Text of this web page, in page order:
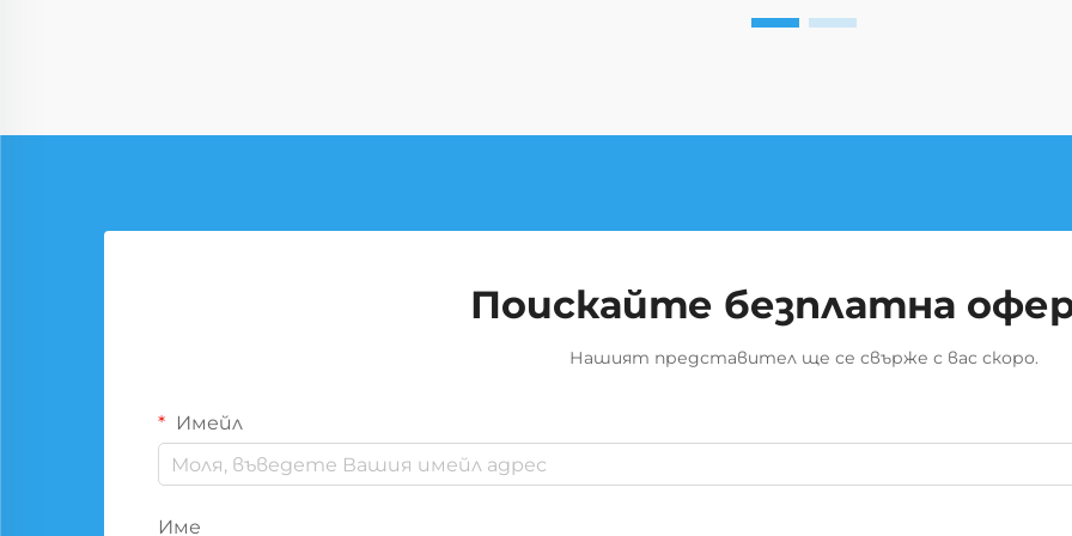
Поискайте безплатна
Нашият представител ще се свърже с вас скоро.
Имейл
Име